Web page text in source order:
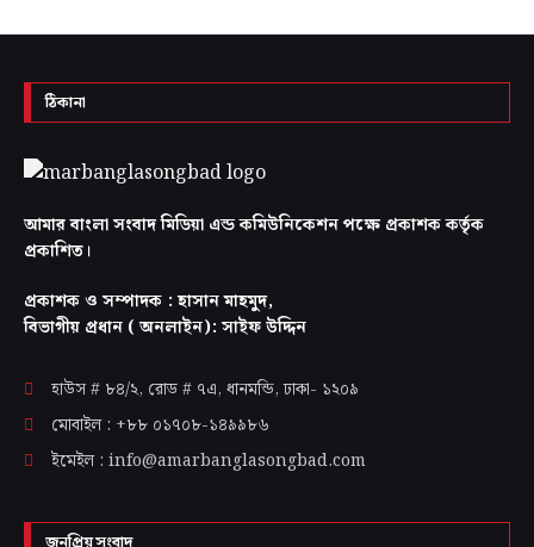
ঠিকানা
আমার বাংলা সংবাদ মিডিয়া এন্ড কমিউনিকেশন পক্ষে প্রকাশক কর্তৃক
প্রকাশিত।
প্রকাশক ও সম্পাদক : হাসান মাহমুদ,
বিভাগীয় প্রধান ( অনলাইন): সাইফ উদ্দিন
হাউস # ৮৪/২, রোড # ৭এ, ধানমন্ডি, ঢাকা- ১২০৯
মোবাইল : +৮৮ ০১৭০৮-১৪৯৯৮৬
ইমেইল : info@amarbanglasongbad.com